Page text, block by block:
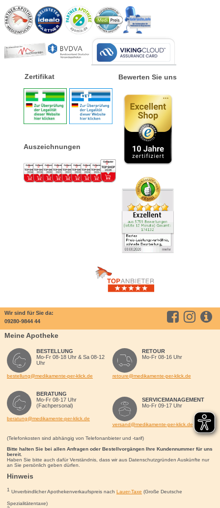
Zertifikat
Auszeichnungen
Bewerten Sie uns
Wir sind für Sie da:
09280-9844 44
Meine Apotheke
BESTELLUNG
Mo-Fr 08-18 Uhr & Sa 08-12
Uhr
bestellung@medikamente-per-klick.de
BERATUNG
Mo-Fr 08-17 Uhr
(Fachpersonal)
beratung@medikamente-per-klick.de
RETOUR
Mo-Fr 08-16 Uhr
retoure@medikamente-per-klick.de
SERVICEMANAGEMENT
Mo-Fr 09-17 Uhr
versand@medikamente-per-klick.de
(Telefonkosten sind abhängig von Telefonanbieter und -tarif)
Bitte halten Sie bei allen Anfragen oder Bestellvorgängen Ihre Kundennummer für uns
bereit.
Haben Sie bitte auch dafür Verständnis, dass wir aus Datenschutzgründen Auskünfte nur
an Sie persönlich geben dürfen.
Hinweis
1 Unverbindlicher Apothekenverkaufspreis nach Lauer-Taxe (Große Deutsche
Spezialitätentaxe)